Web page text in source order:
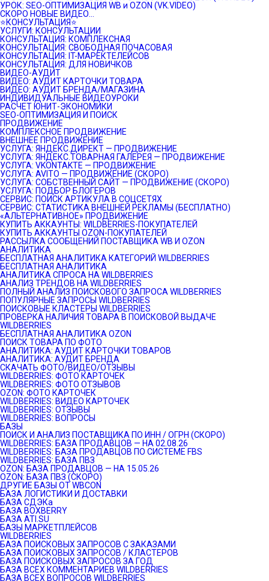
УРОК: SEO-ОПТИМИЗАЦИЯ WB и OZON (VK.VIDEO)
СКОРО НОВЫЕ ВИДЕО…
⭐️КОНСУЛЬТАЦИЯ⭐️
УСЛУГИ: КОНСУЛЬТАЦИИ
КОНСУЛЬТАЦИЯ: КОМПЛЕКСНАЯ
КОНСУЛЬТАЦИЯ: СВОБОДНАЯ ПОЧАСОВАЯ
КОНСУЛЬТАЦИЯ: IT-МАРЕКТЕЛЕЙСОВ
КОНСУЛЬТАЦИЯ: ДЛЯ НОВИЧКОВ
ВИДЕО-АУДИТ
ВИДЕО: АУДИТ КАРТОЧКИ ТОВАРА
ВИДЕО: АУДИТ БРЕНДА/МАГАЗИНА
ИНДИВИДУАЛЬНЫЕ ВИДЕОУРОКИ
РАСЧЕТ ЮНИТ-ЭКОНОМИКИ
SEO-ОПТИМИЗАЦИЯ И ПОИСК
ПРОДВИЖЕНИЕ
КОМПЛЕКСНОЕ ПРОДВИЖЕНИЕ
ВНЕШНЕЕ ПРОДВИЖЕНИЕ
УСЛУГА: ЯНДЕКС.ДИРЕКТ — ПРОДВИЖЕНИЕ
УСЛУГА: ЯНДЕКС.ТОВАРНАЯ ГАЛЕРЕЯ — ПРОДВИЖЕНИЕ
УСЛУГА: VKONTAKTE — ПРОДВИЖЕНИЕ
УСЛУГА: AVITO — ПРОДВИЖЕНИЕ (СКОРО)
УСЛУГА: СОБСТВЕННЫЙ САЙТ — ПРОДВИЖЕНИЕ (СКОРО)
УСЛУГА: ПОДБОР БЛОГЕРОВ
СЕРВИС: ПОИСК АРТИКУЛА В СОЦСЕТЯХ
СЕРВИС: СТАТИСТИКА ВНЕШНЕЙ РЕКЛАМЫ (БЕСПЛАТНО)
«АЛЬТЕРНАТИВНОЕ» ПРОДВИЖЕНИЕ
КУПИТЬ АККАУНТЫ: WILDBERRIES-ПОКУПАТЕЛЕЙ
КУПИТЬ АККАУНТЫ OZON-ПОКУПАТЕЛЕЙ
РАССЫЛКА СООБЩЕНИЙ ПОСТАВЩИКА WB И OZON
АНАЛИТИКА
БЕСПЛАТНАЯ АНАЛИТИКА КАТЕГОРИЙ WILDBERRIES
БЕСПЛАТНАЯ АНАЛИТИКА
АНАЛИТИКА СПРОСА НА WILDBERRIES
АНАЛИЗ ТРЕНДОВ НА WILDBERRIES
ПОЛНЫЙ АНАЛИЗ ПОИСКОВОГО ЗАПРОСА WILDBERRIES
ПОПУЛЯРНЫЕ ЗАПРОСЫ WILDBERRIES
ПОИСКОВЫЕ КЛАСТЕРЫ WILDBERRIES
ПРОВЕРКА НАЛИЧИЯ ТОВАРА В ПОИСКОВОЙ ВЫДАЧЕ
WILDBERRIES
БЕСПЛАТНАЯ АНАЛИТИКА OZON
ПОИСК ТОВАРА ПО ФОТО
АНАЛИТИКА: АУДИТ КАРТОЧКИ ТОВАРОВ
АНАЛИТИКА: АУДИТ БРЕНДА
СКАЧАТЬ ФОТО/ВИДЕО/ОТЗЫВЫ
WILDBERRIES: ФОТО КАРТОЧЕК
WILDBERRIES: ФОТО ОТЗЫВОВ
OZON: ФОТО КАРТОЧЕК
WILDBERRIES: ВИДЕО КАРТОЧЕК
WILDBERRIES: ОТЗЫВЫ
WILDBERRIES: ВОПРОСЫ
БАЗЫ
ПОИСК И АНАЛИЗ ПОСТАВЩИКА ПО ИНН / ОГРН (СКОРО)
WILDBERRIES: БАЗА ПРОДАВЦОВ — НА 02.08.26
WILDBERRIES: БАЗА ПРОДАВЦОВ ПО СИСТЕМЕ FBS
WILDBERRIES: БАЗА ПВЗ
OZON: БАЗА ПРОДАВЦОВ — НА 15.05.26
OZON: БАЗА ПВЗ (СКОРО)
ДРУГИЕ БАЗЫ ОТ WBCON
БАЗА ЛОГИСТИКИ И ДОСТАВКИ
БАЗА СДЭКа
БАЗА BOXBERRY
БАЗА ATI.SU
БАЗЫ МАРКЕТПЛЕЙСОВ
WILDBERRIES
БАЗА ПОИСКОВЫХ ЗАПРОСОВ С ЗАКАЗАМИ
БАЗА ПОИСКОВЫХ ЗАПРОСОВ / КЛАСТЕРОВ
БАЗА ПОИСКОВЫХ ЗАПРОСОВ ЗА ГОД
БАЗА ВСЕХ КОММЕНТАРИЕВ WILDBERRIES
БАЗА ВСЕХ ВОПРОСОВ WILDBERRIES